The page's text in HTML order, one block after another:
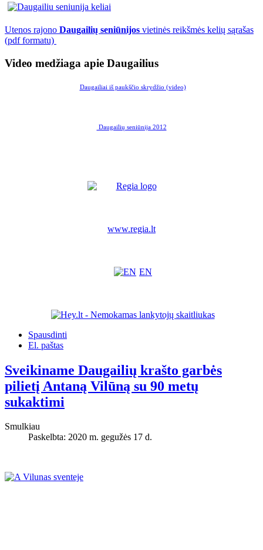
Utenos rajono Daugailių seniūnijos vietinės reikšmės kelių sąrašas
(pdf formatu)
Video medžiaga apie Daugailius
Daugailiai iš paukščio skrydžio (video)
Daugailių seniūnija 2012
www.regia.lt
EN
Spausdinti
El. paštas
Sveikiname Daugailių krašto garbės
pilietį Antaną Vilūną su 90 metų
sukaktimi
Smulkiau
Paskelbta: 2020 m. gegužės 17 d.